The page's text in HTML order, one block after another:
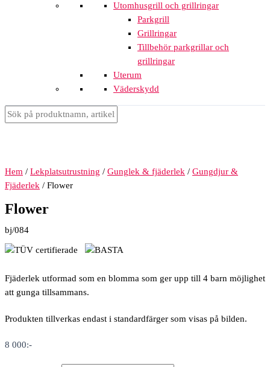
Utomhusgrill och grillringar
Parkgrill
Grillringar
Tillbehör parkgrillar och
grillringar
Uterum
Väderskydd
Hem / Lekplatsutrustning / Gunglek & fjäderlek / Gungdjur &
Fjäderlek / Flower
Flower
bj/084
Fjäderlek utformad som en blomma som ger upp till 4 barn möjlighet
att gunga tillsammans.
Produkten tillverkas endast i standardfärger som visas på bilden.
8 000:-